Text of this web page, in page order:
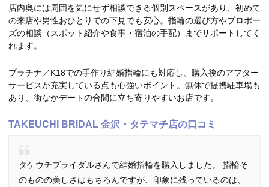
店内奥には周囲を気にせず相談できる個別スペースがあり、初めて
の来店や男性おひとりでの下見でも安心。指輪の選び方やプロポー
ズの相談（スポット紹介や食事・宿泊の手配）までサポートしてく
れます。
プラチナ／K18での手作り結婚指輪にも対応し、購入後のアフター
サービスが充実している点も心強いポイント。無休で提携駐車場も
あり、街なかデートの合間に立ち寄りやすいお店です。
TAKEUCHI BRIDAL 金沢・タテマチ店の口コミ
タケウチブライダルさんで結婚指輪を購入しました。 指輪そ
のものの美しさはもちろんですが、印象に残っているのは、